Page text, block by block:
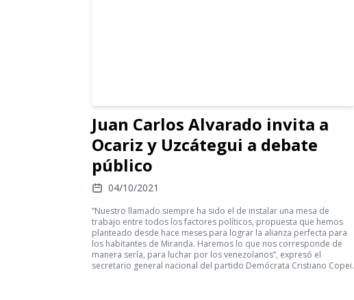
Juan Carlos Alvarado invita a
Ocariz y Uzcátegui a debate
público
04/10/2021
“Nuestro llamado siempre ha sido el de instalar una mesa de
trabajo entre todos los factores políticos, propuesta que hemos
planteado desde hace meses para lograr la alianza perfecta para
los habitantes de Miranda. Haremos lo que nos corresponde de
manera sería, para luchar por los venezolanos”, expresó el
secretario general nacional del partido Demócrata Cristiano Copei.